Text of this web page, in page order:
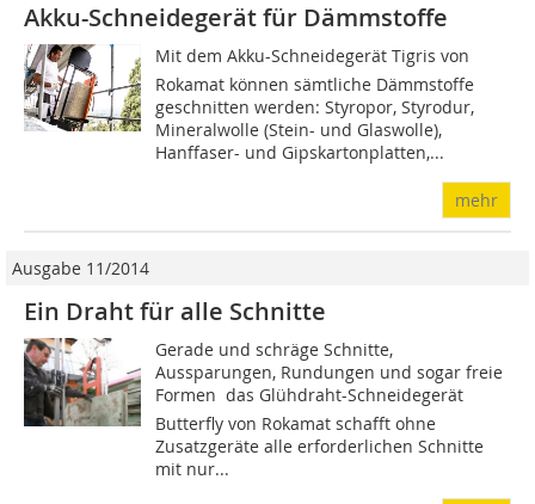
Akku-Schneidegerät für Dämmstoffe
Mit dem Akku-Schneidegerät Tigris von
Rokamat können sämtliche Dämmstoffe
geschnitten werden: Styropor, Styrodur,
Mineralwolle (Stein- und Glaswolle),
Hanffaser- und Gipskartonplatten,...
mehr
Ausgabe 11/2014
Ein Draht für alle Schnitte
Gerade und schräge Schnitte,
Aussparungen, Rundungen und sogar freie
Formen  das Glühdraht-Schneidegerät
Butterfly von Rokamat schafft ohne
Zusatzgeräte alle erforder­lichen Schnitte
mit nur...